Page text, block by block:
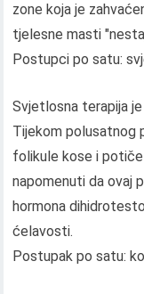
zone koja je
tjelesne masti
Postupci po satu:
Svjetlosna terapija
Tijekom polusatnog
folikule kose i potiče
napomenuti da ovaj
hormona
ćelavosti.
Postupak po satu: